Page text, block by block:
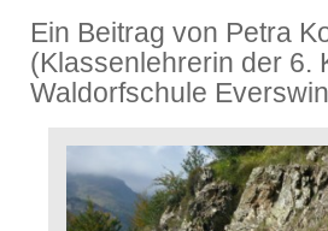
Ein Beitrag von Petra
(Klassenlehrerin der 6.
Waldorfschule